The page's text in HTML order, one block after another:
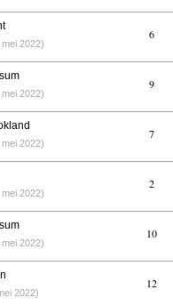
2022)
6
2022)
9
2022)
7
2022)
2
2022)
10
2022)
12